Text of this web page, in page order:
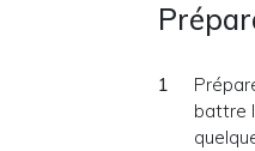
battre